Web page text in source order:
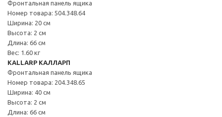
Фронтальная панель ящика
Номер товара: 504.348.64
Ширина: 20 см
Высота: 2 см
Длина: 66 см
Вес: 1.60 кг
KALLARP КАЛЛАРП
Фронтальная панель ящика
Номер товара: 204.348.65
Ширина: 40 см
Высота: 2 см
Длина: 66 см